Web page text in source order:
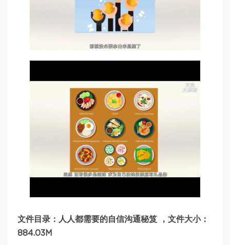
文件目录：人人都需要的自信沟通秘笈 ，文件大小：
884.03M